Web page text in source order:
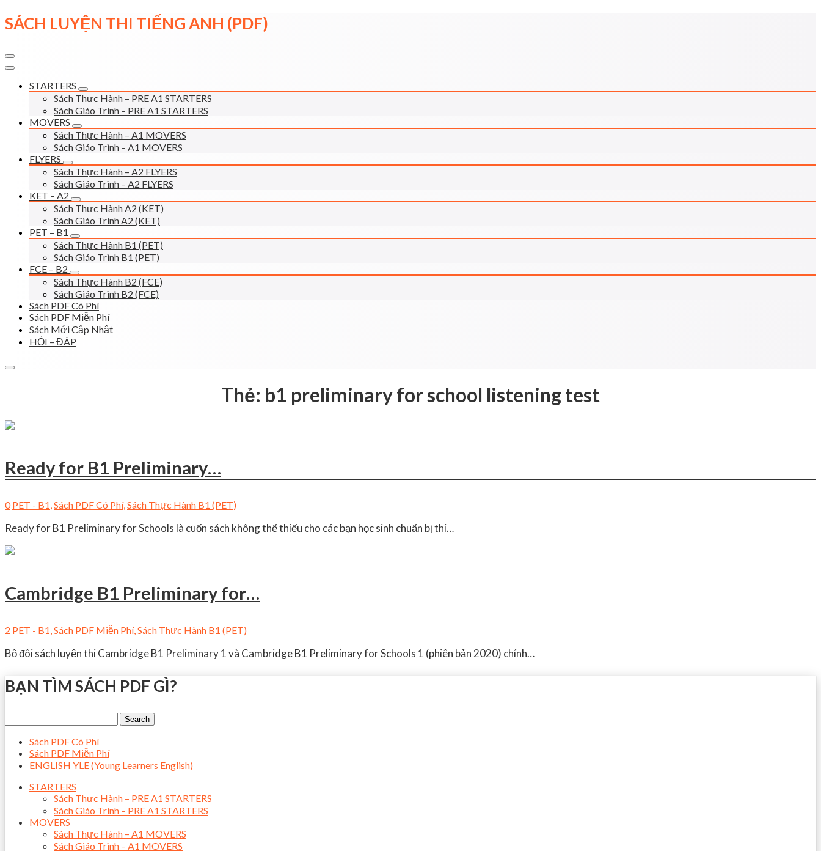
Skip
to
SÁCH LUYỆN THI TIẾNG ANH (PDF)
STARTERS
Sách Thực Hành – PRE A1 STARTERS
Sách Giáo Trình – PRE A1 STARTERS
MOVERS
Sách Thực Hành – A1 MOVERS
Sách Giáo Trình – A1 MOVERS
FLYERS
Sách Thực Hành – A2 FLYERS
Sách Giáo Trình – A2 FLYERS
KET – A2
Sách Thực Hành A2 (KET)
Sách Giáo Trình A2 (KET)
PET – B1
Sách Thực Hành B1 (PET)
Sách Giáo Trình B1 (PET)
FCE – B2
Sách Thực Hành B2 (FCE)
Sách Giáo Trình B2 (FCE)
Sách PDF Có Phí
Sách PDF Miễn Phí
Sách Mới Cập Nhật
HỎI – ĐÁP
Thẻ: b1 preliminary for school listening test
Ready for B1 Preliminary…
0 PET - B1,Sách PDF Có Phí,Sách Thực Hành B1 (PET)
Ready for B1 Preliminary for Schools là cuốn sách không thể thiếu cho các bạn học sinh chuẩn bị thi…
Cambridge B1 Preliminary for…
2 PET - B1,Sách PDF Miễn Phí,Sách Thực Hành B1 (PET)
Bộ đôi sách luyện thi Cambridge B1 Preliminary 1 và Cambridge B1 Preliminary for Schools 1 (phiên bản 2020) chính…
BẠN TÌM SÁCH PDF GÌ?
Sách PDF Có Phí
Sách PDF Miễn Phí
ENGLISH YLE (Young Learners English)
STARTERS
Sách Thực Hành – PRE A1 STARTERS
Sách Giáo Trình – PRE A1 STARTERS
MOVERS
Sách Thực Hành – A1 MOVERS
Sách Giáo Trình – A1 MOVERS